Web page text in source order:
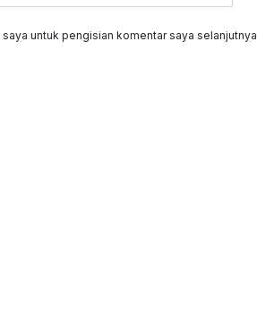
untuk pengisian komentar saya selanjutnya